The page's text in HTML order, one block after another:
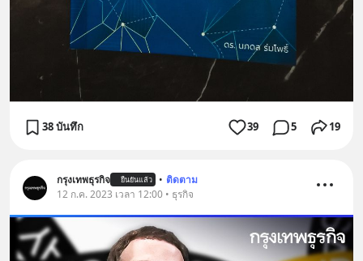
38 บันทึก 39 5 19
กรุงเทพธุรกิจ ยืนยันแล้ว • ติดตาม
12 ก.ค. 2023 เวลา 12:00 • ธุรกิจ